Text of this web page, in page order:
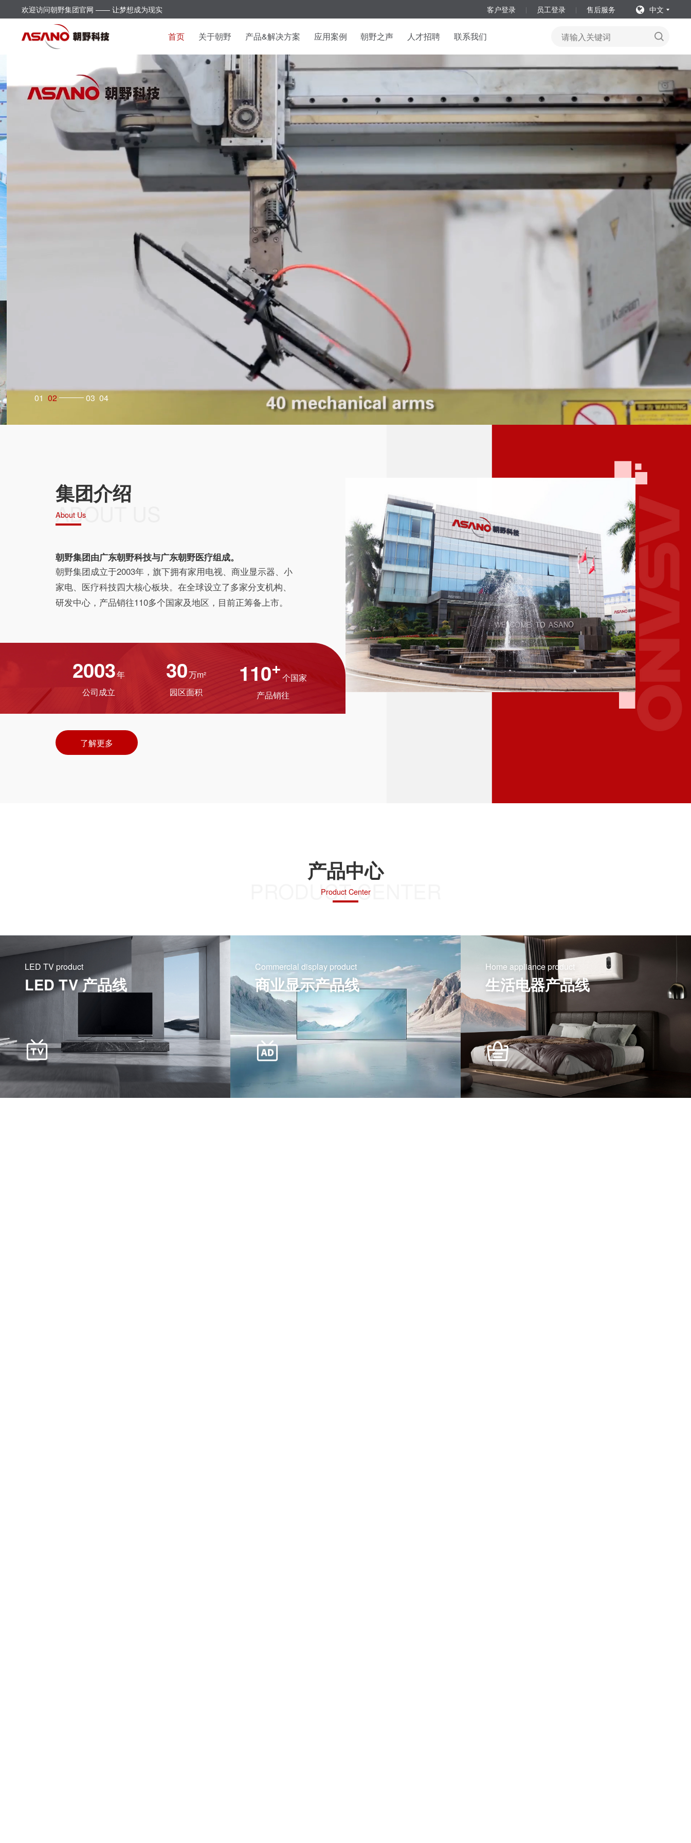
欢迎访问朝野集团官网 —— 让梦想成为现实 客户登录 员工登录 售后服务 中文
首页 关于朝野 产品&解决方案 应用案例 朝野之声 人才招聘 联系我们
匠心智造、提升生活品质
Ingenuity and wisdom to improve the quality of life
01 02 03 04
集团介绍
About Us
ABOUT US
朝野集团由广东朝野科技与广东朝野医疗组成。
朝野集团成立于2003年，旗下拥有家用电视、商业显示器、小
家电、医疗科技四大核心板块。在全球设立了多家分支机构、
研发中心，产品销往110多个国家及地区，目前正筹备上市。
2003年
公司成立
30万m²
园区面积
110+个国家
产品销往
了解更多
产品中心
Product Center
PRODUCT CENTER
LED TV product
LED TV 产品线
Commercial display product
商业显示产品线
Home appliance product
生活电器产品线